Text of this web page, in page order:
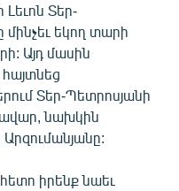
Տեր-
եկող տարի
Այդ մասին
Տեր-Պետրոսյանի
նախկին
իրենք նաեւ